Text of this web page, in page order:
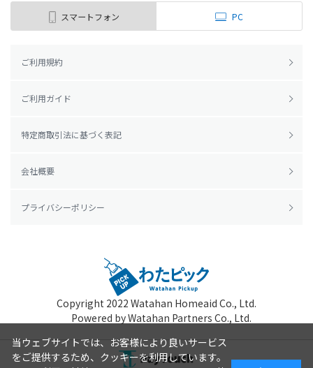
スマートフォン PC
ご利用規約
ご利用ガイド
特定商取引法に基づく表記
会社概要
プライバシーポリシー
Copyright 2022 Watahan Homeaid Co., Ltd.
Powered by Watahan Partners Co., Ltd.
当ウェブサイトでは、お客様により良いサービス
をご提供するため、クッキーを利用しています。